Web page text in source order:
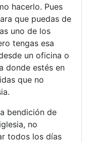
hacerlo. Pues
que puedas de
uno de los
tengas esa
un oficina o
donde estés en
que no
bendición de
no
todos los días